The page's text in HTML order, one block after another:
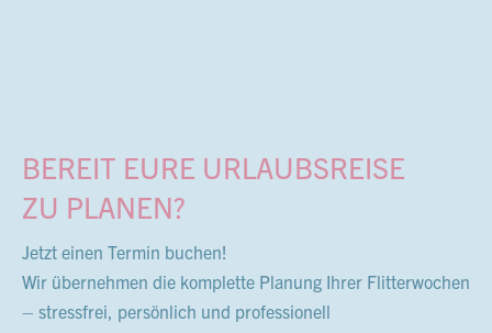
BEREIT EURE URLAUBSREISE
ZU PLANEN?
Jetzt einen Termin buchen!
Wir übernehmen die komplette Planung Ihrer Flitterwochen
– stressfrei, persönlich und professionell